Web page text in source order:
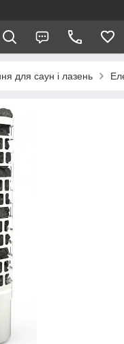
для саун і лазень